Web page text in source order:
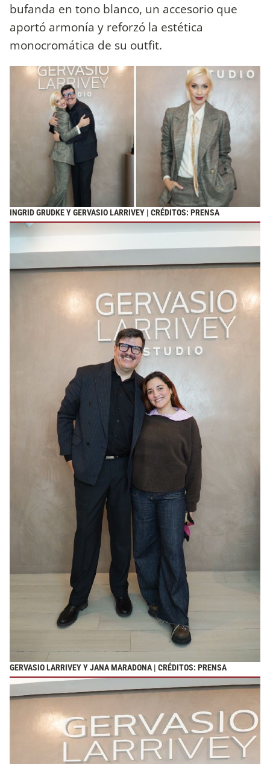
bufanda en tono blanco, un accesorio que
aportó armonía y reforzó la estética
monocromática de su outfit.
INGRID GRUDKE Y GERVASIO LARRIVEY | CRÉDITOS: PRENSA
GERVASIO LARRIVEY Y JANA MARADONA | CRÉDITOS: PRENSA